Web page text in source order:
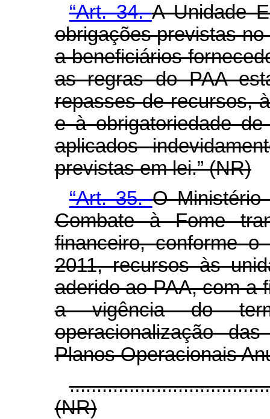
“Art. 34.A Unidade
obrigações previstas
a beneficiários
as regras do PAA
repasses de recursos,
e à obrigatoriedade
aplicados
previstas em lei.” (NR)
“Art. 35.O Ministério
Combate à Fome
financeiro, conforme
2011, recursos às
aderido ao PAA, com a
a vigência do
operacionalização
Planos Operacionais
(NR)